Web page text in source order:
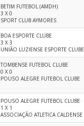
BETIM FUTEBOL (AMDH)
3 X 0
SPORT CLUB AYMORES
BOA ESPORTE CLUBE
3 X 3
UNIÃO LUZIENSE ESPORTE CLUBE
TOMBENSE FUTEBOL CLUBE
0 X 0
POUSO ALEGRE FUTEBOL CLUBE
POUSO ALEGRE FUTEBOL CLUBE
1 X 1
ASSOCIAÇÃO ATLETICA CALDENSE